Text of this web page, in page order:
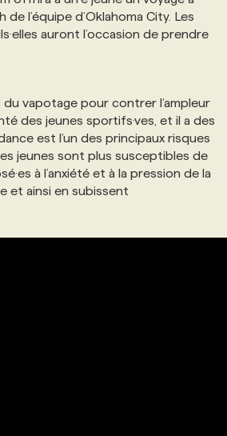
l’équipe d’Oklahoma City. Les
auront l’occasion de prendre
vapotage pour contrer l’ampleur
des jeunes sportifs·ves, et il a des
est l’un des principaux risques
jeunes sont plus susceptibles de
à l’anxiété et à la pression de la
et ainsi en subissent